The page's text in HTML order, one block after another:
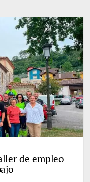
de empleo